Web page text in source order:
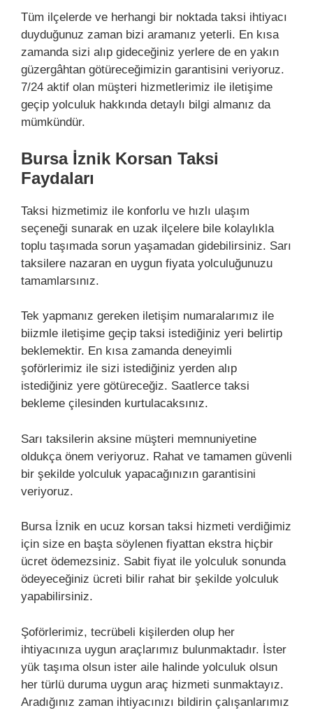
Tüm ilçelerde ve herhangi bir noktada taksi ihtiyacı
duyduğunuz zaman bizi aramanız yeterli. En kısa
zamanda sizi alıp gideceğiniz yerlere de en yakın
güzergâhtan götüreceğimizin garantisini veriyoruz.
7/24 aktif olan müşteri hizmetlerimiz ile iletişime
geçip yolculuk hakkında detaylı bilgi almanız da
mümkündür.
Bursa İznik Korsan Taksi
Faydaları
Taksi hizmetimiz ile konforlu ve hızlı ulaşım
seçeneği sunarak en uzak ilçelere bile kolaylıkla
toplu taşımada sorun yaşamadan gidebilirsiniz. Sarı
taksilere nazaran en uygun fiyata yolculuğunuzu
tamamlarsınız.
Tek yapmanız gereken iletişim numaralarımız ile
biizmle iletişime geçip taksi istediğiniz yeri belirtip
beklemektir. En kısa zamanda deneyimli
şoförlerimiz ile sizi istediğiniz yerden alıp
istediğiniz yere götüreceğiz. Saatlerce taksi
bekleme çilesinden kurtulacaksınız.
Sarı taksilerin aksine müşteri memnuniyetine
oldukça önem veriyoruz. Rahat ve tamamen güvenli
bir şekilde yolculuk yapacağınızın garantisini
veriyoruz.
Bursa İznik en ucuz korsan taksi hizmeti verdiğimiz
için size en başta söylenen fiyattan ekstra hiçbir
ücret ödemezsiniz. Sabit fiyat ile yolculuk sonunda
ödeyeceğiniz ücreti bilir rahat bir şekilde yolculuk
yapabilirsiniz.
Şoförlerimiz, tecrübeli kişilerden olup her
ihtiyacınıza uygun araçlarımız bulunmaktadır. İster
yük taşıma olsun ister aile halinde yolculuk olsun
her türlü duruma uygun araç hizmeti sunmaktayız.
Aradığınız zaman ihtiyacınızı bildirin çalışanlarımız